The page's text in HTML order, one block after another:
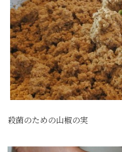
殺菌のための山椒の実